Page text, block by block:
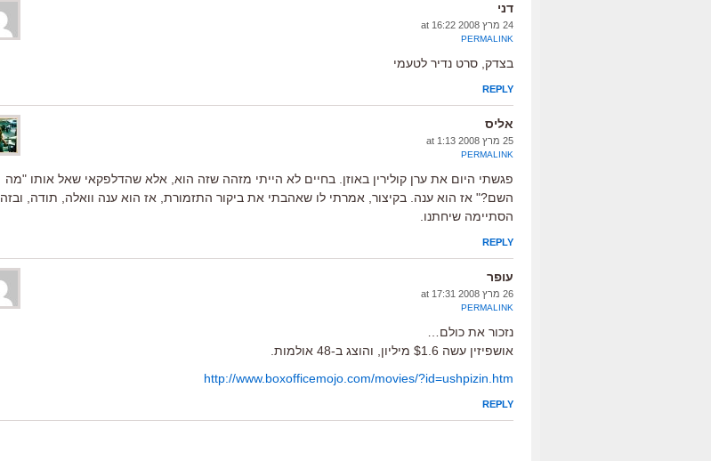
דני
24 מרץ 2008 at 16:22
PERMALINK
בצדק, סרט נדיר לטעמי
REPLY
אליס
25 מרץ 2008 at 1:13
PERMALINK
פגשתי היום את ערן קולירין באוזן. בחיים לא הייתי מזהה שזה הוא, אלא שהדלפקאי שאל אותו "מה
השם?" אז הוא ענה. בקיצור, אמרתי לו שאהבתי את ביקור התזמורת, אז הוא ענה וואלה, תודה, ובזה
הסתיימה שיחתנו.
REPLY
עופר
26 מרץ 2008 at 17:31
PERMALINK
נזכור את כולם…
אושפיזין עשה $1.6 מיליון, והוצג ב-48 אולמות.
http://www.boxofficemojo.com/movies/?id=ushpizin.htm
REPLY